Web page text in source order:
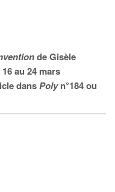
de Gisèle
au 24 mars
dansPolyn°184 ou